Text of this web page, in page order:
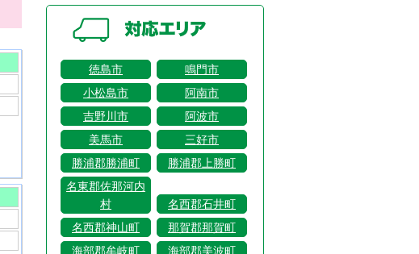
徳島市
鳴門市
小松島市
阿南市
吉野川市
阿波市
美馬市
三好市
勝浦郡勝浦町
勝浦郡上勝町
名東郡佐那河内
村
名西郡石井町
名西郡神山町
那賀郡那賀町
海部郡牟岐町
海部郡美波町